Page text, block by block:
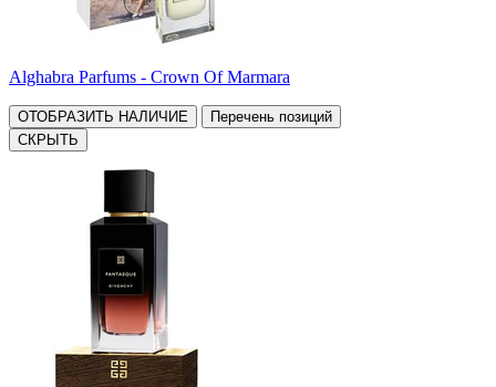
Alghabra Parfums - Crown Of Marmara
ОТОБРАЗИТЬ НАЛИЧИЕ
Перечень позиций
СКРЫТЬ